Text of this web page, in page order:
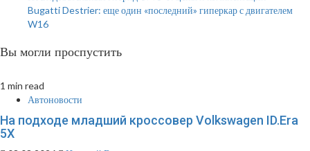
Bugatti Destrier: еще один «последний» гиперкар с двигателем
W16
Вы могли проспустить
1 min read
Автоновости
На подходе младший кроссовер Volkswagen ID.Era
5X